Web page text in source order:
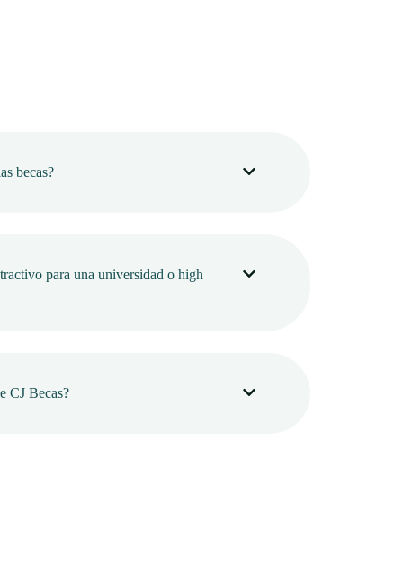
becas?
para una universidad o high
CJ Becas?